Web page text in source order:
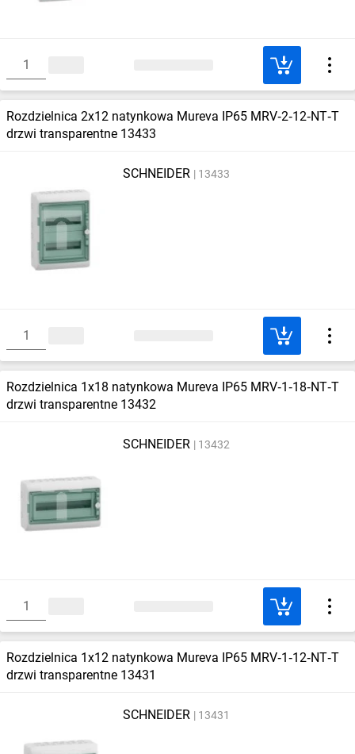
Rozdzielnica 2x12 natynkowa Mureva IP65 MRV‑2‑12‑NT‑T
drzwi transparentne 13433
SCHNEIDER 13433
Rozdzielnica 1x18 natynkowa Mureva IP65 MRV‑1‑18‑NT‑T
drzwi transparentne 13432
SCHNEIDER 13432
Rozdzielnica 1x12 natynkowa Mureva IP65 MRV‑1‑12‑NT‑T
drzwi transparentne 13431
SCHNEIDER 13431